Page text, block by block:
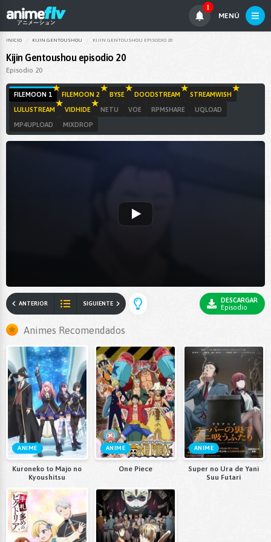
1
MENÚ
INICIO KIJIN GENTOUSHOU KIJIN GENTOUSHOU EPISODIO 20
Kijin Gentoushou episodio 20
Episodio 20
FILEMOON 1 FILEMOON 2 BYSE DOODSTREAM STREAMWISH
LULUSTREAM VIDHIDE NETU VOE RPMSHARE UQLOAD
MP4UPLOAD MIXDROP
ANTERIOR SIGUIENTE
DESCARGAR
Episodio
Animes Recomendados
ANIME
Kuroneko to Majo no
Kyoushitsu
ANIME
One Piece
ANIME
Super no Ura de Yani
Suu Futari